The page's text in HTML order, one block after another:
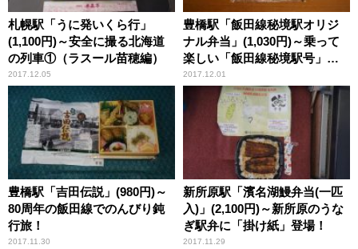
札幌駅「うに発いくら行」
(1,100円)～安全に撮る北海道
の列車①（ラスール苗穂編）
2017.12.05
豊橋駅「飯田線秘境駅オリジ
ナル弁当」(1,030円)～乗って
楽しい「飯田線秘境駅号」の
旅！
2017.12.01
豊橋駅「吉田伝説」(980円)～
80周年の飯田線でのんびり鈍
行旅！
2017.11.30
新所原駅「濱名湖鰻弁当(一匹
入)」(2,100円)～新所原のうな
ぎ駅弁に「掛け紙」登場！
2017.11.29